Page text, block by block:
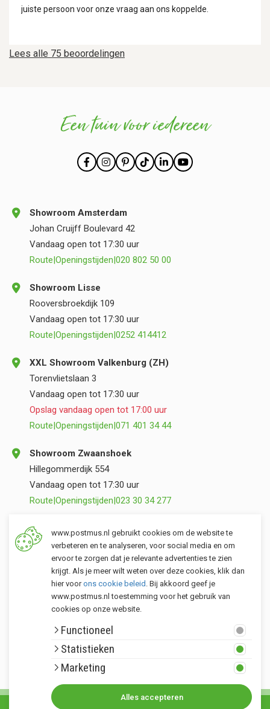
Lees alle 75 beoordelingen
juiste persoon voor onze vraag aan ons koppelde.
Een tuin voor iedereen
Klantenservice
Postmus merken
Showroom Amsterdam
Johan Cruijff Boulevard 42
Vandaag open tot 17:30 uur
Route|Openingstijden|020 802 50 00
Showroom Lisse
Rooversbroekdijk 109
Vandaag open tot 17:30 uur
Route|Openingstijden|0252 414412
XXL Showroom Valkenburg (ZH)
Torenvlietslaan 3
Vandaag open tot 17:30 uur
Opslag vandaag open tot 17:00 uur
Route|Openingstijden|071 401 34 44
Showroom Zwaanshoek
Hillegommerdijk 554
Vandaag open tot 17:30 uur
Route|Openingstijden|023 30 34 277
Opslag Valkenburg (ZH)
Torenvlietslaan 3
Vandaag open tot 17:00 uur
Route|Openingstijden |071 401 34 44
www.postmus.nl gebruikt cookies om de website te
verbeteren en te analyseren, voor social media en om
ervoor te zorgen dat je relevante advertenties te zien
krijgt. Als je meer wilt weten over deze cookies, klik dan
hier voorons cookie beleid . Bij akkoord geef je
www.postmus.nl toestemming voor het gebruik van
cookies op onze website.
Functioneel
Statistieken
Marketing
Alles accepteren